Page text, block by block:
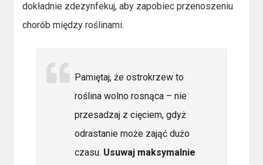
dokładnie zdezynfekuj, aby zapobiec przenoszeniu
chorób między roślinami.
Pamiętaj, że ostrokrzew to
roślina wolno rosnąca – nie
przesadzaj z cięciem, gdyż
odrastanie może zająć dużo
czasu. Usuwaj maksymalnie